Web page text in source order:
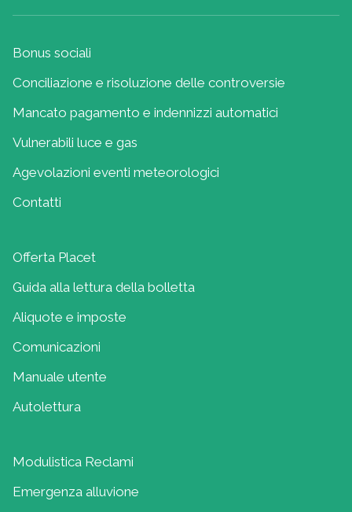
Bonus sociali
Conciliazione e risoluzione delle controversie
Mancato pagamento e indennizzi automatici
Vulnerabili luce e gas
Agevolazioni eventi meteorologici
Contatti
Offerta Placet
Guida alla lettura della bolletta
Aliquote e imposte
Comunicazioni
Manuale utente
Autolettura
Modulistica Reclami
Emergenza alluvione